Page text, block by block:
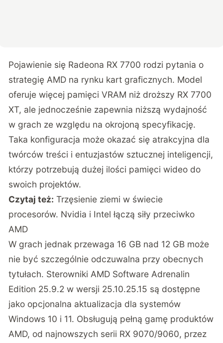
Pojawienie się Radeona RX 7700 rodzi pytania o
strategię AMD na rynku kart graficznych. Model
oferuje więcej pamięci VRAM niż droższy RX 7700
XT, ale jednocześnie zapewnia niższą wydajność
w grach ze względu na okrojoną specyfikację.
Taka konfiguracja może okazać się atrakcyjna dla
twórców treści i entuzjastów sztucznej inteligencji,
którzy potrzebują dużej ilości pamięci wideo do
swoich projektów.
Czytaj też: Trzęsienie ziemi w świecie
procesorów. Nvidia i Intel łączą siły przeciwko
AMD
W grach jednak przewaga 16 GB nad 12 GB może
nie być szczególnie odczuwalna przy obecnych
tytułach. Sterowniki AMD Software Adrenalin
Edition 25.9.2 w wersji 25.10.25.15 są dostępne
jako opcjonalna aktualizacja dla systemów
Windows 10 i 11. Obsługują pełną gamę produktów
AMD, od najnowszych serii RX 9070/9060, przez